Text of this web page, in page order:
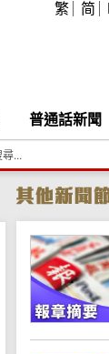
繁 简
普通話新聞